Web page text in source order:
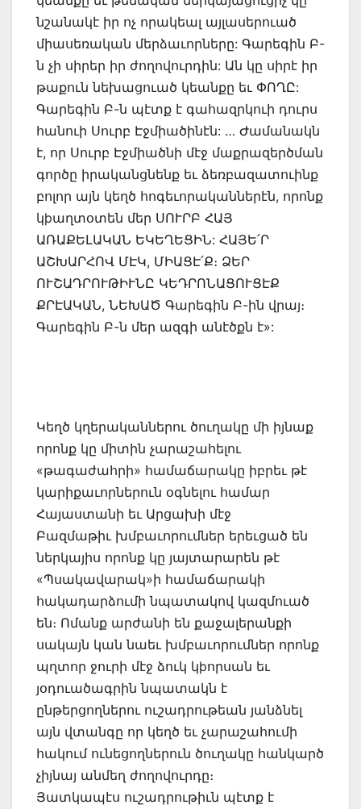
նշանակէ իր ոչ որակեալ այլասերուած
միասեռական մերձաւորները: Գարեգին Բ-
ն չի սիրեր իր ժողովուրդին: Ան կը սիրէ իր
թաքուն նեխացուած կեանքը եւ ՓՈՂԸ:
Գարեգին Բ-ն պէտք է գահազրկուի դուրս
հանուի Սուրբ Էջմիածինէն: … Ժամանակն
է, որ Սուրբ Էջմիածնի մէջ մաքրազերծման
գործը իրականցնենք եւ ձեռբազատուինք
բոլոր այն կեղծ հոգեւորականներէն, որոնք
կþաղտօտեն մեր ՍՈՒՐԲ ՀԱՅ
ԱՌԱՔԵԼԱԿԱՆ ԵԿԵՂԵՑԻՆ: ՀԱՅԵ՛Ր
ԱՇԽԱՐՀՈՎ ՄԷԿ, ՄԻԱՑԷ՛Ք։ ՁԵՐ
ՈՒՇԱԴՐՈՒԹԻՒՆԸ ԿԵԴՐՈՆԱՑՈՒՑԷՔ
ՔՐԷԱԿԱՆ, ՆԵԽԱԾ Գարեգին Բ-ին վրայ։
Գարեգին Բ-ն մեր ազգի անէծքն է»:
Կեղծ կղերականներու ծուղակը մի իյնաք
որոնք կը միտին չարաշահելու
«թագաժահրի» համաճարակը իբրեւ թէ
կարիքաւորներուն օգնելու համար
Հայաստանի եւ Արցախի մէջ
Բազմաթիւ խմբաւորումներ երեւցած են
ներկայիս որոնք կը յայտարարեն թէ
«Պսակավարակ»ի համաճարակի
հակադարձումի նպատակով կազմուած
են։ Ոմանք արժանի են քաջալերանքի
սակայն կան նաեւ խմբաւորումներ որոնք
պղտոր ջուրի մէջ ձուկ կþորսան եւ
յօդուածագրին նպատակն է
ընթերցողներու ուշադրութեան յանձնել
այն վտանգը որ կեղծ եւ չարաշահումի
հակում ունեցողներուն ծուղակը հանկարծ
չիյնայ անմեղ ժողովուրդը։
Յատկապէս ուշադրութիւն պէտք է